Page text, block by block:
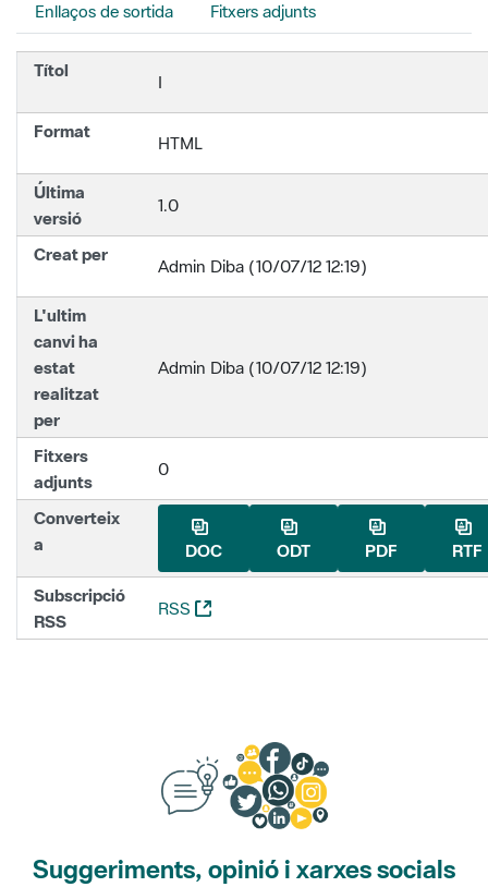
Enllaços de sortida Fitxers adjunts
Títol
I
Format
HTML
Última
versió
1.0
Creat per
Admin Diba (10/07/12 12:19)
L'ultim
canvi ha
estat
realitzat
per
Admin Diba (10/07/12 12:19)
Fitxers
adjunts
0
Converteix
a
DOC ODT PDF RTF
Subscripció
RSS
RSS (Obre una nova finestra)
Suggeriments, opinió i xarxes socials